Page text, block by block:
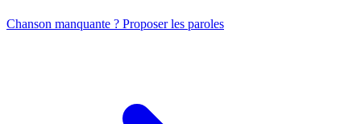
Chanson manquante ? Proposer les paroles